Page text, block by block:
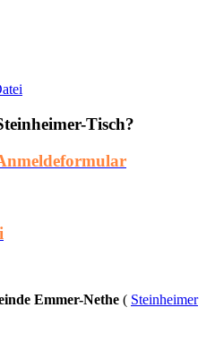
Tisch?
Emmer-Nethe ( Steinheimer